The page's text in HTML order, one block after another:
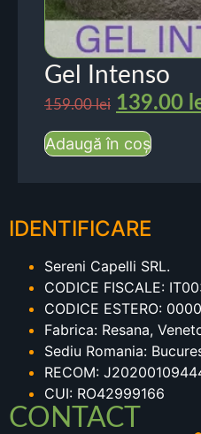
Gel Intenso
159.00lei 139.00
Adaugă în coș
IDENTIFICARE
Sereni Capelli SRL.
CODICE FISCALE:
CODICE ESTERO:
Fabrica: Resana,
Sediu Romania:
RECOM:
CUI: RO42999166
CONTACT